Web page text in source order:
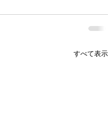
すべて表示